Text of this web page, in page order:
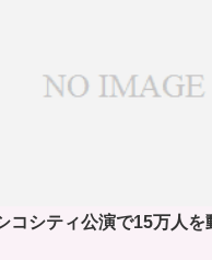
コシティ公演で15万人を